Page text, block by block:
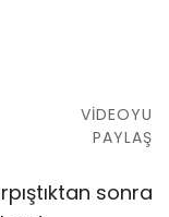
VİDEOYU
PAYLAŞ
sonra